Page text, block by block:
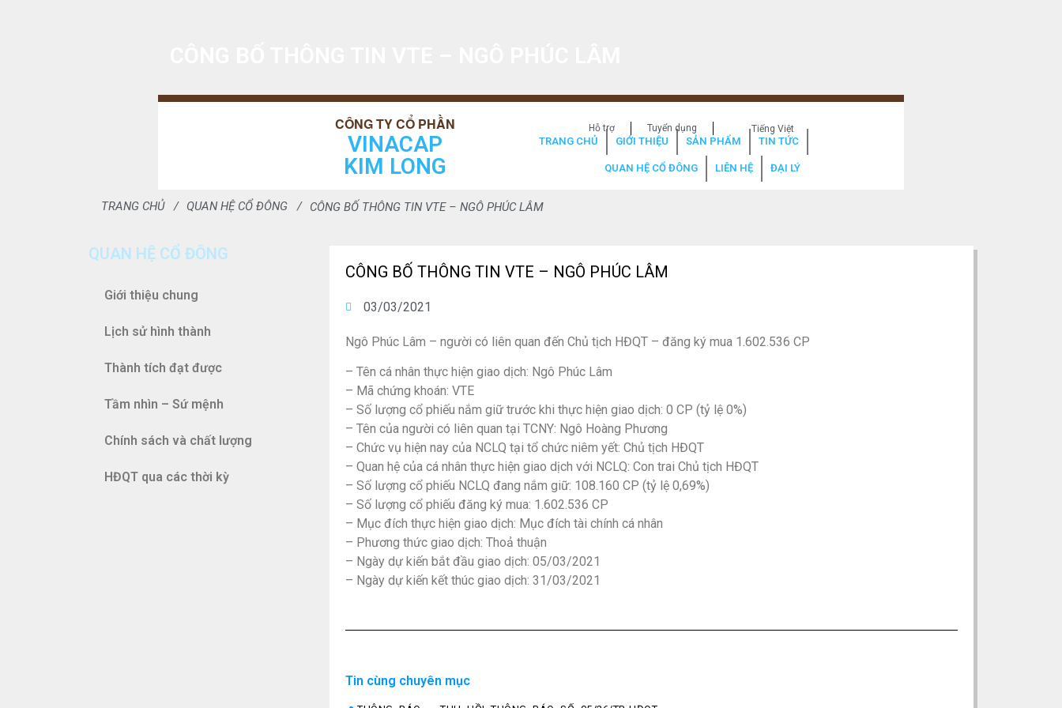
VINACAP
KIM LONG
TRANG CHỦ GIỚI THIỆU SẢN PHẨM TIN TỨC
QUAN HỆ CỔ ĐÔNG LIÊN HỆ ĐẠI LÝ
Hỗ trợ Tuyển dụng Tiếng Việt
TRANG CHỦ QUAN HỆ CỔ ĐÔNG CÔNG BỐ THÔNG TIN VTE – NGÔ PHÚC LÂM
QUAN HỆ CỔ ĐÔNG
Giới thiệu chung
Lịch sử hình thành
Thành tích đạt được
Tầm nhìn – Sứ mệnh
Chính sách và chất lượng
HĐQT qua các thời kỳ
CÔNG BỐ THÔNG TIN VTE – NGÔ PHÚC LÂM
03/03/2021
Ngô Phúc Lâm – người có liên quan đến Chủ tịch HĐQT – đăng ký mua 1.602.536 CP
– Tên cá nhân thực hiện giao dịch: Ngô Phúc Lâm
– Mã chứng khoán: VTE
– Số lượng cổ phiếu nắm giữ trước khi thực hiện giao dịch: 0 CP (tỷ lệ 0%)
– Tên của người có liên quan tại TCNY: Ngô Hoàng Phương
– Chức vụ hiện nay của NCLQ tại tổ chức niêm yết: Chủ tịch HĐQT
– Quan hệ của cá nhân thực hiện giao dịch với NCLQ: Con trai Chủ tịch HĐQT
– Số lượng cổ phiếu NCLQ đang nắm giữ: 108.160 CP (tỷ lệ 0,69%)
– Số lượng cổ phiếu đăng ký mua: 1.602.536 CP
– Mục đích thực hiện giao dịch: Mục đích tài chính cá nhân
– Phương thức giao dịch: Thoả thuận
– Ngày dự kiến bắt đầu giao dịch: 05/03/2021
– Ngày dự kiến kết thúc giao dịch: 31/03/2021
Tin cùng chuyên mục